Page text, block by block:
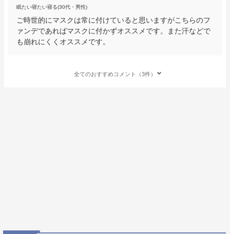
眠たい寝たい寝る(30代・男性)
ご時世的にマスクは常に付けていると思いますがこちらのフ
ァンデであればマスクに付かずオススメです。また汗などで
も崩れにくくオススメです。
全てのおすすめコメント（3件）